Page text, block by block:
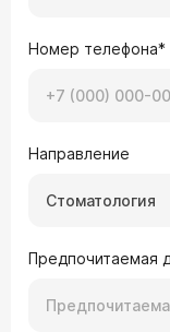
Номер телефона*
Направление
Стоматология
Предпочитаемая